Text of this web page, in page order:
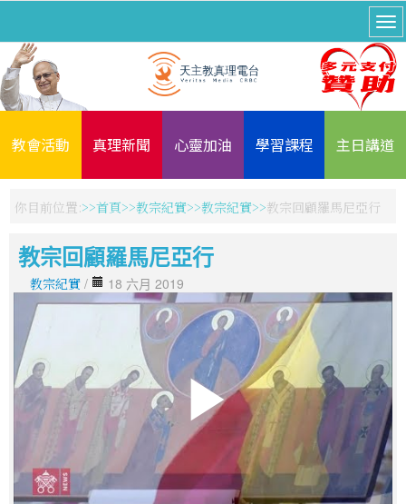
教會活動 真理新聞 心靈加油 學習課程 主日講道
你目前位置: 首頁 教宗紀實 教宗紀實 教宗回顧羅馬尼亞行
教宗回顧羅馬尼亞行
教宗紀實 / 18 六月 2019